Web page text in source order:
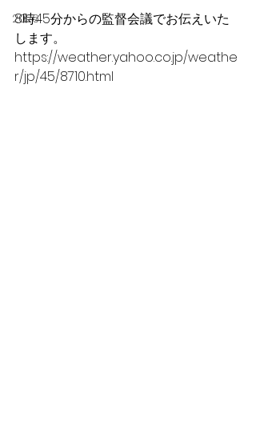
2026
8時45分からの監督会議でお伝えいた
します。
https://weather.yahoo.co.jp/weathe
r/jp/45/8710.html